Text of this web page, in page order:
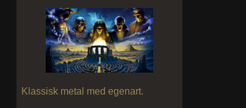
Klassisk metal med egenart.